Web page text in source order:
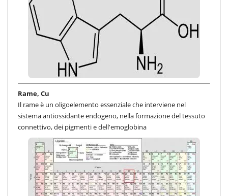
Rame, Cu
Il rame è un oligoelemento essenziale che interviene nel
sistema antiossidante endogeno, nella formazione del tessuto
connettivo, dei pigmenti e dell'emoglobina